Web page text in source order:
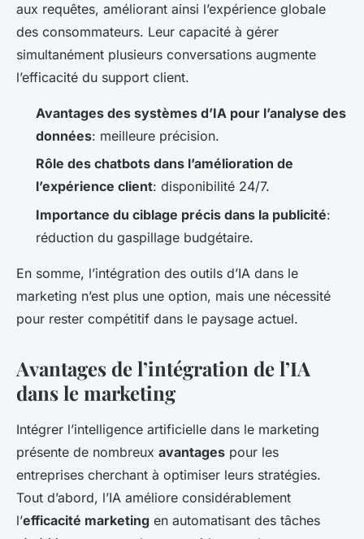
aux requêtes, améliorant ainsi l’expérience globale
des consommateurs. Leur capacité à gérer
simultanément plusieurs conversations augmente
l’efficacité du support client.
Avantages des systèmes d’IA pour l’analyse des
données: meilleure précision.
Rôle des chatbots dans l’amélioration de
l’expérience client: disponibilité 24/7.
Importance du ciblage précis dans la publicité:
réduction du gaspillage budgétaire.
En somme, l’intégration des outils d’IA dans le
marketing n’est plus une option, mais une nécessité
pour rester compétitif dans le paysage actuel.
Avantages de l’intégration de l’IA
dans le marketing
Intégrer l’intelligence artificielle dans le marketing
présente de nombreux avantages pour les
entreprises cherchant à optimiser leurs stratégies.
Tout d’abord, l’IA améliore considérablement
l’efficacité marketing en automatisant des tâches